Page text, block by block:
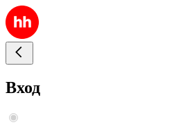
Вход